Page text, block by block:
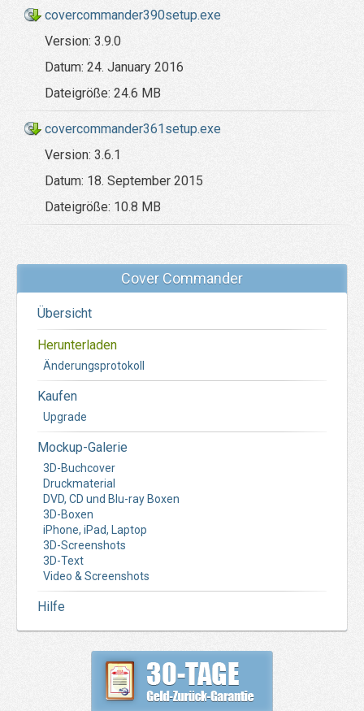
covercommander390setup.exe
Version: 3.9.0
Datum: 24. January 2016
Dateigröße: 24.6 MB
covercommander361setup.exe
Version: 3.6.1
Datum: 18. September 2015
Dateigröße: 10.8 MB
Cover Commander
Übersicht
Herunterladen
Änderungsprotokoll
Kaufen
Upgrade
Mockup-Galerie
3D-Buchcover
Druckmaterial
DVD, CD und Blu-ray Boxen
3D-Boxen
iPhone, iPad, Laptop
3D-Screenshots
3D-Text
Video & Screenshots
Hilfe